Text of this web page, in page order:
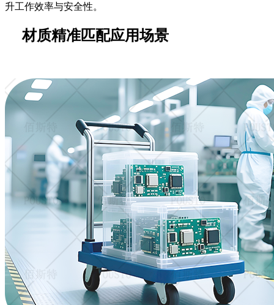
升工作效率与安全性。
材质精准匹配应用场景